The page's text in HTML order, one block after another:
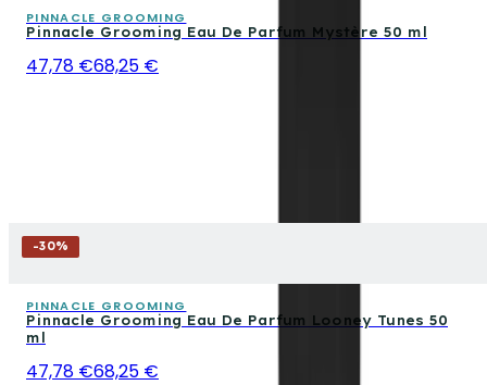
PINNACLE GROOMING
Pinnacle Grooming Eau De Parfum Mystère 50 ml
47,78 €68,25 €
-30%
PINNACLE GROOMING
Pinnacle Grooming Eau De Parfum Looney Tunes 50
ml
47,78 €68,25 €